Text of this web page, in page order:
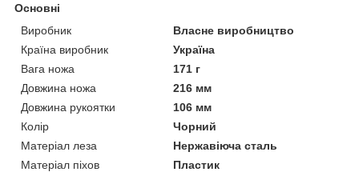
Основні
Виробник
Власне виробництво
Країна виробник
Україна
Вага ножа
171 г
Довжина ножа
216 мм
Довжина рукоятки
106 мм
Колір
Чорний
Матеріал леза
Нержавіюча сталь
Матеріал піхов
Пластик